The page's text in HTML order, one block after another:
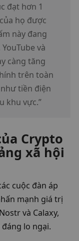
đạt hơn 1
họ được
này đang
và
càng tăng
trên toàn
tiền điện
khu vực.”
Crypto
xã hội
cuộc đàn áp
mạnh giá trị
và Calaxy,
lo ngại.